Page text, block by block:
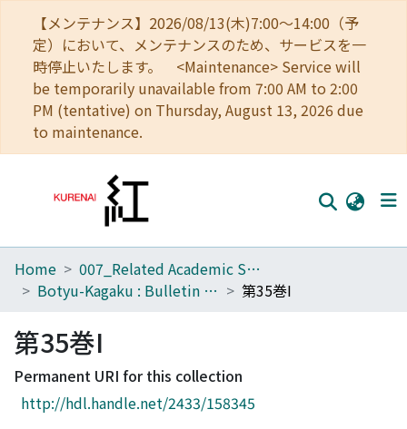
【メンテナンス】2026/08/13(木)7:00～14:00（予
定）において、メンテナンスのため、サービスを一
時停止いたします。 <Maintenance> Service will
be temporarily unavailable from 7:00 AM to 2:00
PM (tentative) on Thursday, August 13, 2026 due
to maintenance.
Home
Browse
Download Ranking
Access Statistics
Home
007_Related Academic Societies
Botyu-Kagaku : Bulletin of the Institute of Insect Control : Scientific insect control : Scientific pest control
第35巻I
第35巻I
Permanent URI for this collection
http://hdl.handle.net/2433/158345